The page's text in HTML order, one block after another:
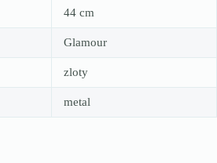
44 cm
Glamour
zloty
metal